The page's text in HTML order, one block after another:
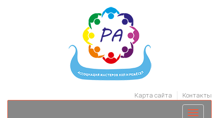
Карта сайта Контакты
Toggle